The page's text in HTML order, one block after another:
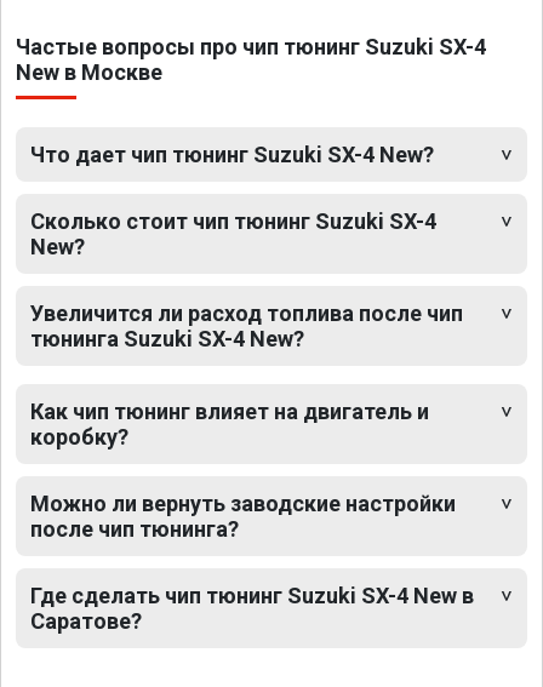
Частые вопросы про чип тюнинг Suzuki SX-4
New в Москве
Что дает чип тюнинг Suzuki SX-4 New?
Сколько стоит чип тюнинг Suzuki SX-4
New?
Увеличится ли расход топлива после чип
тюнинга Suzuki SX-4 New?
Как чип тюнинг влияет на двигатель и
коробку?
Можно ли вернуть заводские настройки
после чип тюнинга?
Где сделать чип тюнинг Suzuki SX-4 New в
Саратове?